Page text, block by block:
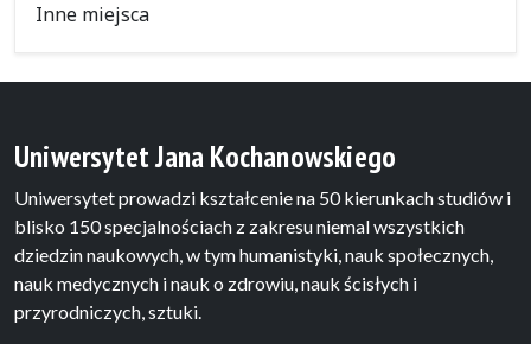
Inne miejsca
Uniwersytet Jana Kochanowskiego
Uniwersytet prowadzi kształcenie na 50 kierunkach studiów i
blisko 150 specjalnościach z zakresu niemal wszystkich
dziedzin naukowych, w tym humanistyki, nauk społecznych,
nauk medycznych i nauk o zdrowiu, nauk ścisłych i
przyrodniczych, sztuki.